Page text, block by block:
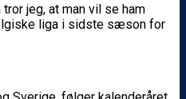
jeg, at man vil se ham
liga i sidste sæson for